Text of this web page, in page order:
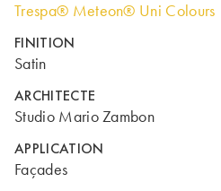
Trespa® Meteon® Uni Colours
FINITION
Satin
ARCHITECTE
Studio Mario Zambon
APPLICATION
Façades